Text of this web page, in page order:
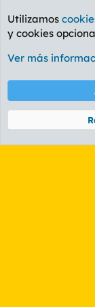
Foro General
Cookies
PL
Community platform
Utilizamos
y cookies
Ver más